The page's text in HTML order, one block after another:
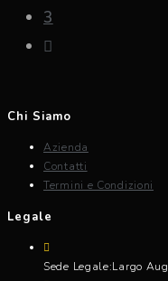
3
Chi Siamo
Azienda
Contatti
Termini e Condizioni
Legale
Sede Legale:Largo